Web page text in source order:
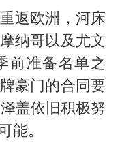
返欧洲，河床
纳哥以及尤文
前准备名单之
豪门的合同要
盖依旧积极努
能。